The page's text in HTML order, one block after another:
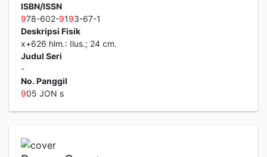
ISBN/ISSN
978-602-9193-67-1
Deskripsi Fisik
x+626 hlm.: Ilus.; 24 cm.
Judul Seri
-
No. Panggil
905 JON s